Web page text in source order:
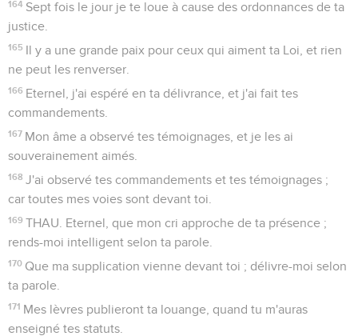
164 Sept fois le jour je te loue à cause des ordonnances de ta
justice.
165 Il y a une grande paix pour ceux qui aiment ta Loi, et rien
ne peut les renverser.
166 Eternel, j'ai espéré en ta délivrance, et j'ai fait tes
commandements.
167 Mon âme a observé tes témoignages, et je les ai
souverainement aimés.
168 J'ai observé tes commandements et tes témoignages ;
car toutes mes voies sont devant toi.
169 THAU. Eternel, que mon cri approche de ta présence ;
rends-moi intelligent selon ta parole.
170 Que ma supplication vienne devant toi ; délivre-moi selon
ta parole.
171 Mes lèvres publieront ta louange, quand tu m'auras
enseigné tes statuts.